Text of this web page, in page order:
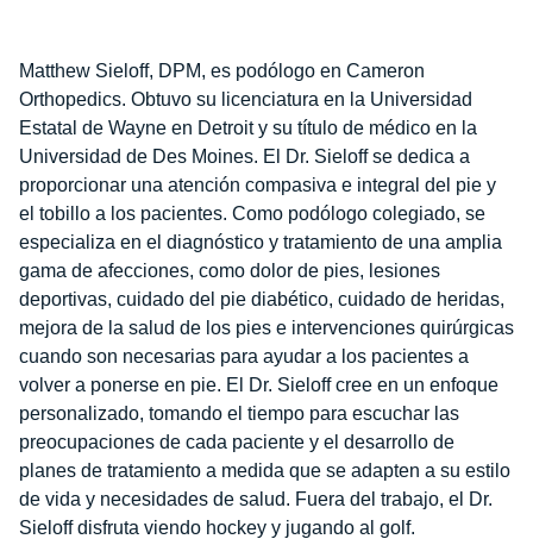
Matthew Sieloff, DPM, es podólogo en Cameron
Orthopedics. Obtuvo su licenciatura en la Universidad
Estatal de Wayne en Detroit y su título de médico en la
Universidad de Des Moines. El Dr. Sieloff se dedica a
proporcionar una atención compasiva e integral del pie y
el tobillo a los pacientes. Como podólogo colegiado, se
especializa en el diagnóstico y tratamiento de una amplia
gama de afecciones, como dolor de pies, lesiones
deportivas, cuidado del pie diabético, cuidado de heridas,
mejora de la salud de los pies e intervenciones quirúrgicas
cuando son necesarias para ayudar a los pacientes a
volver a ponerse en pie. El Dr. Sieloff cree en un enfoque
personalizado, tomando el tiempo para escuchar las
preocupaciones de cada paciente y el desarrollo de
planes de tratamiento a medida que se adapten a su estilo
de vida y necesidades de salud. Fuera del trabajo, el Dr.
Sieloff disfruta viendo hockey y jugando al golf.